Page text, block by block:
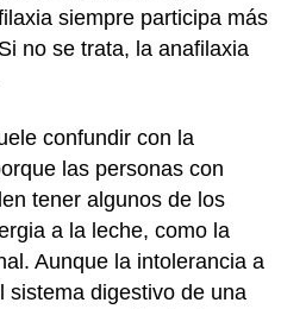
siempre participa más
no se trata, la anafilaxia
confundir con la
las personas con
tener algunos de los
a la leche, como la
Aunque la intolerancia a
sistema digestivo de una